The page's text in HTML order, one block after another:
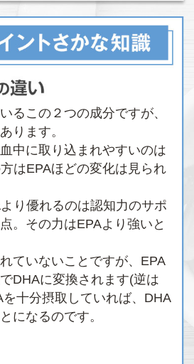
るこの２つの成分ですが、
ります。
中に取り込まれやすいのは
はEPAほどの変化は見られ
り優れるのは認知力のサポ
。その力はEPAより強いと
ていないことですが、EPA
DHAに変換されます(逆は
十分摂取していれば、DHA
になるのです。